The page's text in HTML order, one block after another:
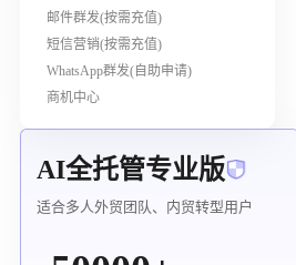
邮件群发(按需充值)
短信营销(按需充值)
WhatsApp群发(自助申请)
商机中心
AI全托管专业版
适合多人外贸团队、内贸转型用户